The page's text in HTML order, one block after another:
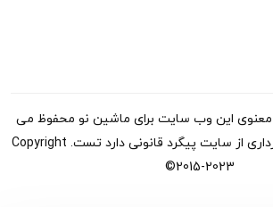
این وب سایت برای ماشین نو محفوظ می
باشد ، هر گونه کپی برداری از سایت پیگرد قانونی دارد تست. Copyright
©2015-2023